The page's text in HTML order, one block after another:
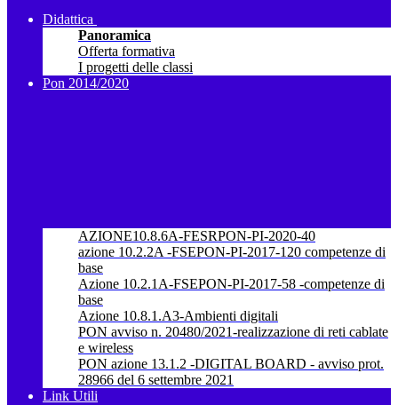
Didattica
Panoramica
Offerta formativa
I progetti delle classi
Pon 2014/2020
AZIONE10.8.6A-FESRPON-PI-2020-40
azione 10.2.2A -FSEPON-PI-2017-120 competenze di
base
Azione 10.2.1A-FSEPON-PI-2017-58 -competenze di
base
Azione 10.8.1.A3-Ambienti digitali
PON avviso n. 20480/2021-realizzazione di reti cablate
e wireless
PON azione 13.1.2 -DIGITAL BOARD - avviso prot.
28966 del 6 settembre 2021
Link Utili